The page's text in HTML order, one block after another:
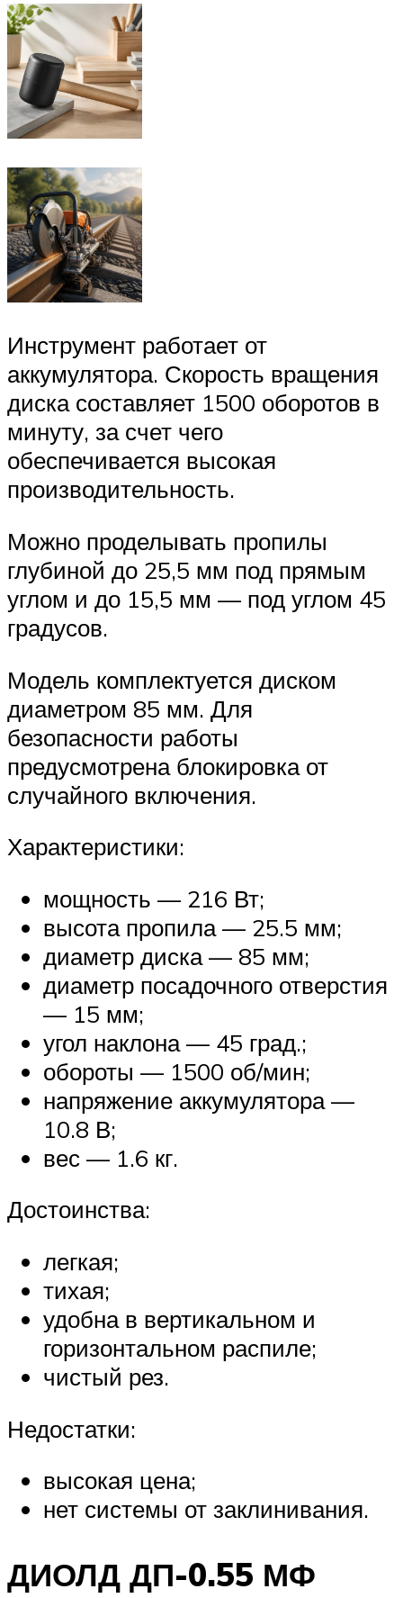
Инструмент работает от
аккумулятора. Скорость вращения
диска составляет 1500 оборотов в
минуту, за счет чего
обеспечивается высокая
производительность.
Можно проделывать пропилы
глубиной до 25,5 мм под прямым
углом и до 15,5 мм — под углом 45
градусов.
Модель комплектуется диском
диаметром 85 мм. Для
безопасности работы
предусмотрена блокировка от
случайного включения.
Характеристики:
мощность — 216 Вт;
высота пропила — 25.5 мм;
диаметр диска — 85 мм;
диаметр посадочного отверстия
— 15 мм;
угол наклона — 45 град.;
обороты — 1500 об/мин;
напряжение аккумулятора —
10.8 В;
вес — 1.6 кг.
Достоинства:
легкая;
тихая;
удобна в вертикальном и
горизонтальном распиле;
чистый рез.
Недостатки:
высокая цена;
нет системы от заклинивания.
ДИОЛД ДП-0.55 МФ